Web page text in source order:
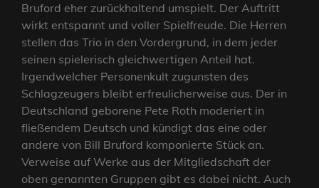
Bruford eher zurückhaltend umspielt. Der Auftritt
wirkt entspannt und voller Spielfreude. Die Herren
stellen das Trio in den Vordergrund, in dem jeder
seinen spielerisch gleichwertigen Anteil hat.
Irgendwelcher Personenkult zugunsten des
Schlagzeugers bleibt erfreulicherweise aus. Der in
Deutschland geborene Pete Roth moderiert in
fließendem Deutsch und kündigt das eine oder
andere von Bill Bruford komponierte Stück an.
Verweise auf Werke aus der Mitgliedschaft der
oben genannten Gruppen gibt es dabei nicht. Auch